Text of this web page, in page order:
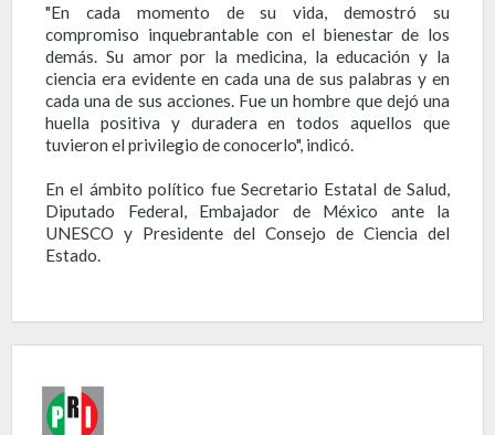
"En cada momento de su vida, demostró su
compromiso inquebrantable con el bienestar de los
demás. Su amor por la medicina, la educación y la
ciencia era evidente en cada una de sus palabras y en
cada una de sus acciones. Fue un hombre que dejó una
huella positiva y duradera en todos aquellos que
tuvieron el privilegio de conocerlo", indicó.
En el ámbito político fue Secretario Estatal de Salud,
Diputado Federal, Embajador de México ante la
UNESCO y Presidente del Consejo de Ciencia del
Estado.